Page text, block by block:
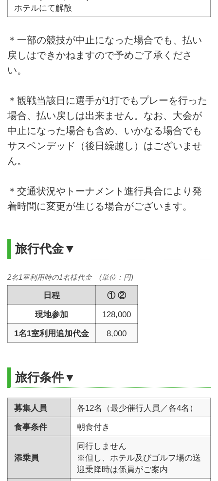
ホテルにて解散
＊一部の競技が中止になった場合でも、払い
戻しはできかねますので予めご了承くださ
い。
＊観戦当該日に選手が1打でもプレーを行った
場合、払い戻しは出来ません。なお、大会が
中止になった場合も含め、いかなる場合でも
サスペンデッド（後日繰越し）はございませ
ん。
＊交通状況やトーナメント進行具合により発
着時間に変更が生じる場合がございます。
旅行代金▼
日程
① ②
現地参加
128,000
1名1室利用追加代金
8,000
2名1室利用時の1名様代金 (単位：円)
旅行条件▼
募集人員
各12名（最少催行人員／各4名）
食事条件
朝食付き
添乗員
同行しません
※但し、ホテル及びゴルフ場の送
迎乗降時は係員がご案内